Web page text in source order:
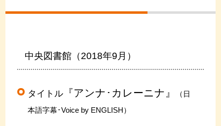
中央図書館（2018年9月）
タイトル 『アンナ･カレーニナ』 （日
本語字幕･Voice by ENGLISH）